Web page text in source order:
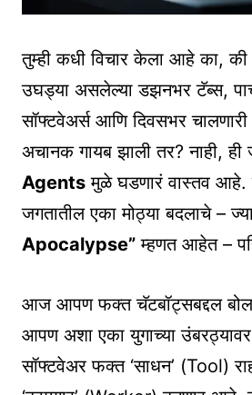
तुम्ही कधी विचार केला आहे का, की
उघड्या असलेल्या डझनभर टॅब्स,
सॉफ्टवेअर्स आणि दिवसभर चालणारी
अचानक गायब झाली तर? नाही, ही
Agents मुळे घडणारं वास्तव आहे.
जगतातील एका मोठ्या बदलाचे –
Apocalypse” म्हणत आहेत –
आज आपण फक्त चॅटबॉट्सबद्दल
आपण अशा एका युगाच्या
सॉफ्टवेअर फक्त ‘साधन’ (Tool)